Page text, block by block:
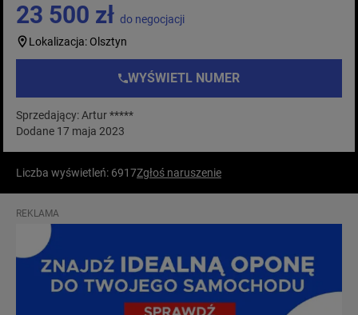
23 500 zł do negocjacji
Lokalizacja: Olsztyn
WYŚWIETL NUMER
Sprzedający: Artur *****
Dodane 17 maja 2023
Liczba wyświetleń: 6917Zgłoś naruszenie
REKLAMA